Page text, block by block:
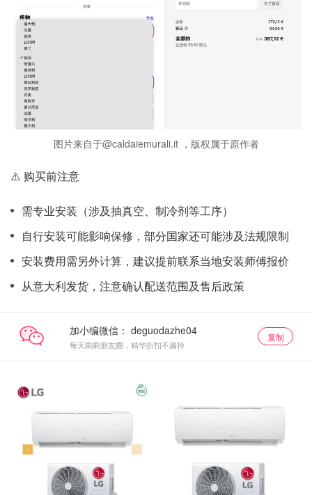
图片来自于@caldaiemurali.it ，版权属于原作者
⚠️ 购买前注意
需专业安装（涉及抽真空、制冷剂等工序）
自行安装可能影响保修，部分国家还可能涉及法规限制
安装费用需另外计算，建议提前联系当地安装师傅报价
从意大利发货，注意确认配送范围及售后政策
加小编微信：
每天刷刷朋友圈，精华折扣不漏掉
复制